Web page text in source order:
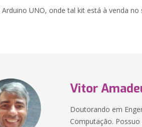
UNO, onde tal kit está à venda no
Vitor
Doutorando em
Computação.